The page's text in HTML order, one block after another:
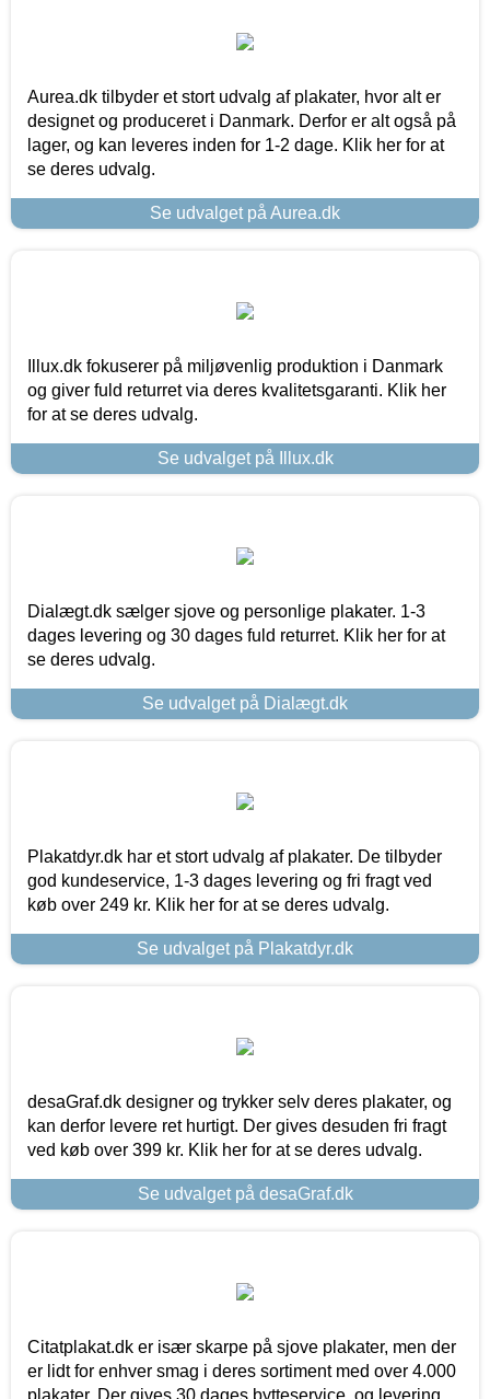
Aurea.dk tilbyder et stort udvalg af plakater, hvor alt er
designet og produceret i Danmark. Derfor er alt også på
lager, og kan leveres inden for 1-2 dage. Klik her for at
se deres udvalg.
Se udvalget på Aurea.dk
Illux.dk fokuserer på miljøvenlig produktion i Danmark
og giver fuld returret via deres kvalitetsgaranti. Klik her
for at se deres udvalg.
Se udvalget på Illux.dk
Dialægt.dk sælger sjove og personlige plakater. 1-3
dages levering og 30 dages fuld returret. Klik her for at
se deres udvalg.
Se udvalget på Dialægt.dk
Plakatdyr.dk har et stort udvalg af plakater. De tilbyder
god kundeservice, 1-3 dages levering og fri fragt ved
køb over 249 kr. Klik her for at se deres udvalg.
Se udvalget på Plakatdyr.dk
desaGraf.dk designer og trykker selv deres plakater, og
kan derfor levere ret hurtigt. Der gives desuden fri fragt
ved køb over 399 kr. Klik her for at se deres udvalg.
Se udvalget på desaGraf.dk
Citatplakat.dk er især skarpe på sjove plakater, men der
er lidt for enhver smag i deres sortiment med over 4.000
plakater. Der gives 30 dages bytteservice, og levering